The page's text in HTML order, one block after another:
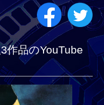
作品のYouTube